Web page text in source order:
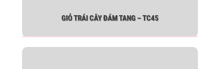
GIỎ TRÁI CÂY ĐÁM TANG – TC45